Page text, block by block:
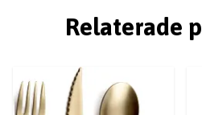
Relaterade